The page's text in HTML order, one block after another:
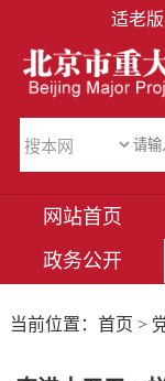
适老版
网站首页
政务公开
当前位置： 首页 >